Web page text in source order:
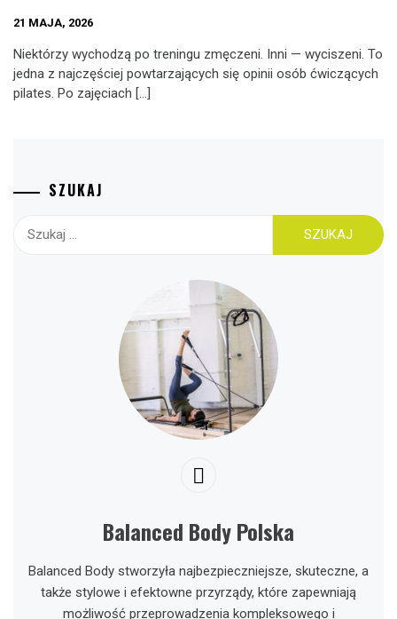
21 MAJA, 2026
Niektórzy wychodzą po treningu zmęczeni. Inni — wyciszeni. To
jedna z najczęściej powtarzających się opinii osób ćwiczących
pilates. Po zajęciach […]
SZUKAJ
Balanced Body Polska
Balanced Body stworzyła najbezpieczniejsze, skuteczne, a
także stylowe i efektowne przyrządy, które zapewniają
możliwość przeprowadzenia kompleksowego i